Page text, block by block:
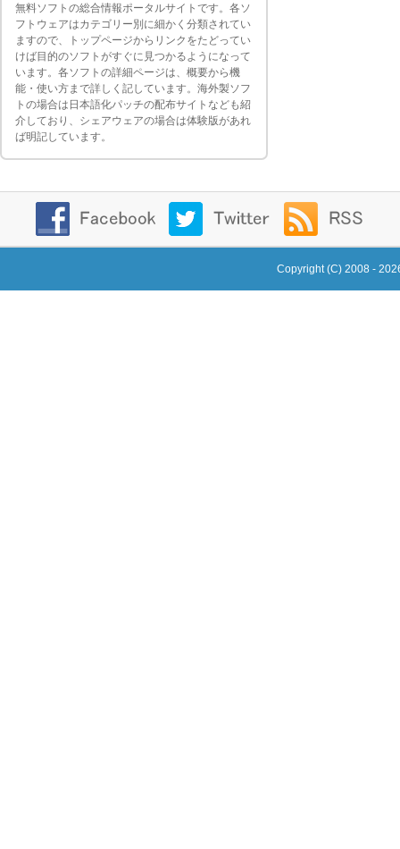
無料ソフトの総合情報ポータルサイトです。各ソ
フトウェアはカテゴリー別に細かく分類されてい
ますので、トップページからリンクをたどってい
けば目的のソフトがすぐに見つかるようになって
います。各ソフトの詳細ページは、概要から機
能・使い方まで詳しく記しています。海外製ソフ
トの場合は日本語化パッチの配布サイトなども紹
介しており、シェアウェアの場合は体験版があれ
ば明記しています。
Copyright (C) 2008 -